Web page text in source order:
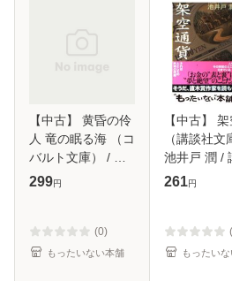
【中古】 黄昏の伶
人 竜の眠る海 （コ
バルト文庫） / 金
蓮花 / 集英社 [文
299円
(0)
もったいない本舗
【中古】
（講談社文
池井戸 潤 /
[文庫]【メー
261円
もったい